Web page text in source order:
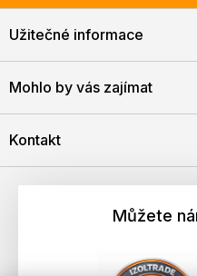
Užitečné informace
Mohlo by vás zajímat
Kontakt
Můžete